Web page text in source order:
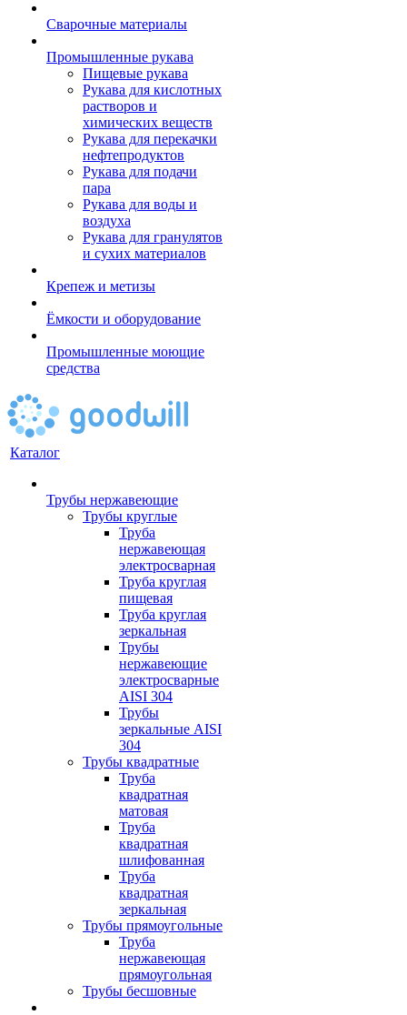
Сварочные материалы
Промышленные рукава
Пищевые рукава
Рукава для кислотных
растворов и
химических веществ
Рукава для перекачки
нефтепродуктов
Рукава для подачи
пара
Рукава для воды и
воздуха
Рукава для гранулятов
и сухих материалов
Крепеж и метизы
Ёмкости и оборудование
Промышленные моющие
средства
Каталог
Трубы нержавеющие
Трубы круглые
Труба
нержавеющая
электросварная
Труба круглая
пищевая
Труба круглая
зеркальная
Трубы
нержавеющие
электросварные
AISI 304
Трубы
зеркальные AISI
304
Трубы квадратные
Труба
квадратная
матовая
Труба
квадратная
шлифованная
Труба
квадратная
зеркальная
Трубы прямоугольные
Труба
нержавеющая
прямоугольная
Трубы бесшовные